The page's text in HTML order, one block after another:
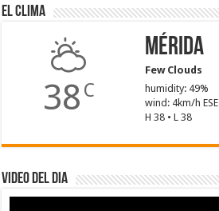
El Clima
38 C
Mérida
Few Clouds
humidity: 49%
wind: 4km/h ESE
H 38 • L 38
Video del dia